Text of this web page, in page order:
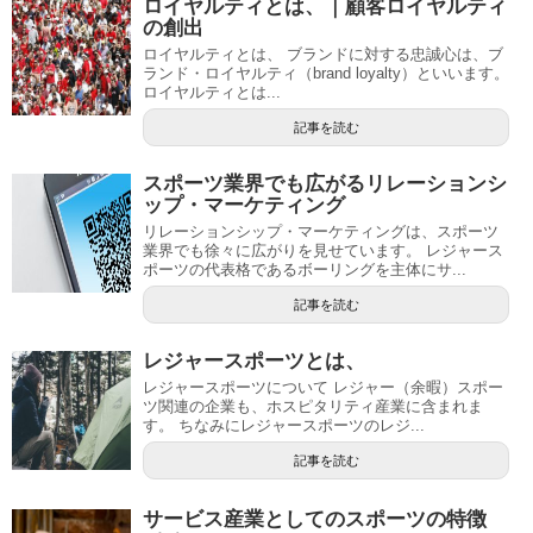
ロイヤルティとは、｜顧客ロイヤルティ
の創出
ロイヤルティとは、 ブランドに対する忠誠心は、ブ
ランド・ロイヤルティ（brand loyalty）といいます。
ロイヤルティとは...
記事を読む
スポーツ業界でも広がるリレーションシ
ップ・マーケティング
リレーションシップ・マーケティングは、スポーツ
業界でも徐々に広がりを見せています。 レジャース
ポーツの代表格であるボーリングを主体にサ...
記事を読む
レジャースポーツとは、
レジャースポーツについて レジャー（余暇）スポー
ツ関連の企業も、ホスピタリティ産業に含まれま
す。 ちなみにレジャースポーツのレジ...
記事を読む
サービス産業としてのスポーツの特徴